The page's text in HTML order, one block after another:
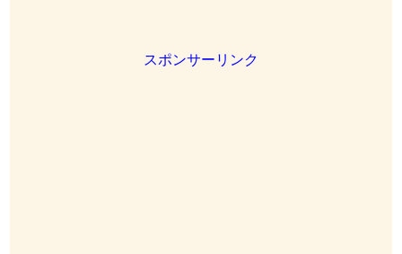
スポンサーリンク